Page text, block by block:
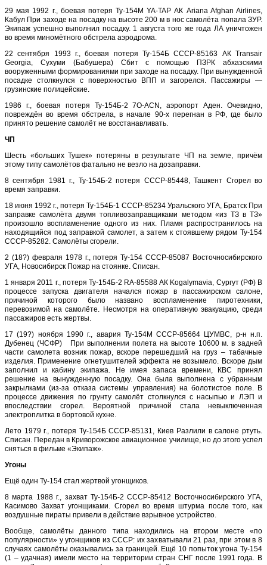
29 мая 1992 г., боевая потеря Ту-154М YA-TAP АК Ariana Afghan Airlines,
Кабул При заходе на посадку на высоте 200 м в нос самолёта попала ЗУР.
Экипаж успешно выполнил посадку. 1 августа того же года ЛА уничтожен
во время миномётного обстрела аэродрома.
22 сентября 1993 г., боевая потеря Ту-154Б СССР-85163 АК Transair
Georgia, Сухуми (Бабушера) Сбит с помощью ПЗРК абхазскими
вооруженными формированиями при заходе на посадку. При вынужденной
посадке столкнулся с поверхностью ВПП и загорелся. Пассажиры —
грузинские полицейские.
1986 г., боевая потеря Ту-154Б-2 7O-AСN, аэропорт Аден. Очевидно,
повреждён во время обстрела, в начале 90-х перегнан в РФ, где было
принято решение самолёт не восстанавливать.
ЧП
Шесть «больших Тушек» потеряны в результате ЧП на земле, причём
этому типу самолётов фатально не везло на дозаправки.
8 сентября 1981 г., Ту-154Б-2 потеря CCCP-85448, Ташкент Сгорел во
время заправки.
18 июня 1992 г., потеря Ту-154Б-1 СССР-85234 Уральского УГА, Братск При
заправке самолёта двумя топливозаправщиками методом «из ТЗ в ТЗ»
произошло воспламенение одного из них. Пламя распространилось на
находящийся под заправкой самолет, а затем к стоявшему рядом Ту-154
СССР-85282. Самолёты сгорели.
2 (18?) февраля 1978 г., потеря Ту-154 СССР-85087 Восточносибирского
УГА, Новосибирск Пожар на стоянке. Списан.
1 января 2011 г., потеря Ту-154Б-2 RA-85588 АК Kogalymavia, Сургут (РФ) В
процессе запуска двигателя начался пожар в пассажирском салоне,
причиной которого было названо воспламенение пиротехники,
перевозимой на самолёте. Несмотря на оперативную эвакуацию, среди
пассажиров есть жертвы.
17 (19?) ноября 1990 г., авария Ту-154М СССР-85664 ЦУМВС, р-н н.п.
Дубенец (ЧСФР) При выполнении полета на высоте 10600 м. в задней
части самолета возник пожар, вскоре перешедший на груз – табачные
изделия. Применение огнетушителей эффекта не возымело. Вскоре дым
заполнил и кабину экипажа. Не имея запаса времени, КВС принял
решение на вынужденную посадку. Она была выполнена с убранным
закрылками (из-за отказа системы управления) на болотистое поле. В
процессе движения по грунту самолёт столкнулся с насыпью и ЛЭП и
впоследствии сгорел. Вероятной причиной стала невыключенная
электроплитка в бортовой кухне.
Лето 1979 г., потеря Ту-154Б СССР-85131, Киев Разлили в салоне ртуть.
Списан. Передан в Криворожское авиационное училище, но до этого успел
сняться в фильме «Экипаж».
Угоны
Ещё один Ту-154 стал жертвой угонщиков.
8 марта 1988 г., захват Ту-154Б-2 СССР-85412 Восточносибирского УГА,
Касимово Захват угонщиками. Сгорел во время штурма после того, как
воздушные пираты привели в действие взрывное устройство.
Вообще, самолёты данного типа находились на втором месте «по
популярности» у угонщиков из СССР: их захватывали 21 раз, при этом в 8
случаях самолёты оказывались за границей. Ещё 10 попыток угона Ту-154
(1 – удачная) имели место на территории стран СНГ после 1991 года. В